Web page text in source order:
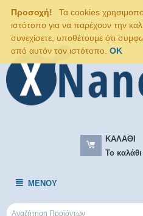
Προσοχή!
Τα cookies
ιστότοπο για να παρέχουν την
συνεχίσετε, υποθέτουμε ότι
από αυτόν τον ιστότοπο. OK
ΚΑΛΆΘΙ
Το καλάθι
ΜΕΝΟΎ